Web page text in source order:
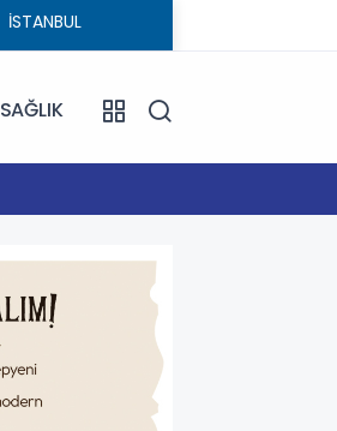
SAĞLIK